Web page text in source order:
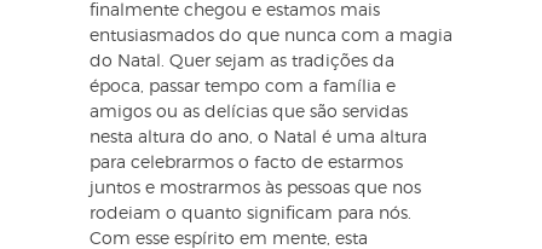
finalmente chegou e estamos mais
entusiasmados do que nunca com a magia
do Natal. Quer sejam as tradições da
época, passar tempo com a família e
amigos ou as delícias que são servidas
nesta altura do ano, o Natal é uma altura
para celebrarmos o facto de estarmos
juntos e mostrarmos às pessoas que nos
rodeiam o quanto significam para nós.
Com esse espírito em mente, esta